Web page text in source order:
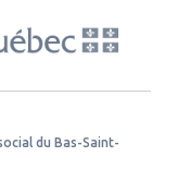
du Bas-Saint-